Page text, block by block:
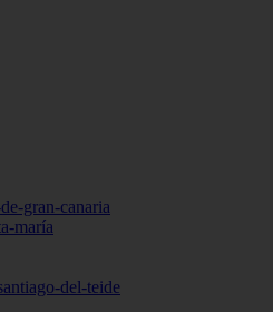
gran-canaria
maría
del-teide